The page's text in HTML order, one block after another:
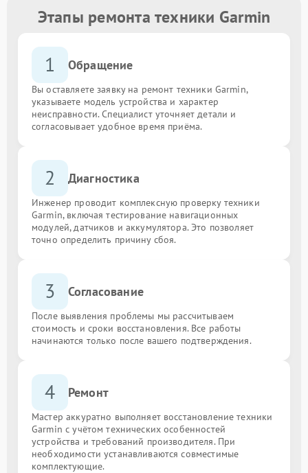
Этапы ремонта техники Garmin
1 Обращение
Вы оставляете заявку на ремонт техники Garmin,
указываете модель устройства и характер
неисправности. Специалист уточняет детали и
согласовывает удобное время приёма.
2 Диагностика
Инженер проводит комплексную проверку техники
Garmin, включая тестирование навигационных
модулей, датчиков и аккумулятора. Это позволяет
точно определить причину сбоя.
3 Согласование
После выявления проблемы мы рассчитываем
стоимость и сроки восстановления. Все работы
начинаются только после вашего подтверждения.
4 Ремонт
Мастер аккуратно выполняет восстановление техники
Garmin с учётом технических особенностей
устройства и требований производителя. При
необходимости устанавливаются совместимые
комплектующие.